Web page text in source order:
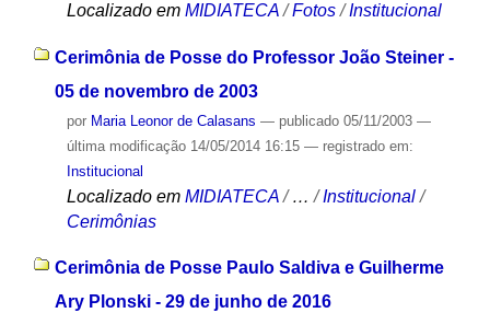
Localizado em MIDIATECA /Fotos /Institucional
Cerimônia de Posse do Professor João Steiner -
05 de novembro de 2003
por Maria Leonor de Calasans — publicado05/11/2003 —
última modificação14/05/2014 16:15 — registrado em:
Institucional
Localizado em MIDIATECA /…/Institucional /
Cerimônias
Cerimônia de Posse Paulo Saldiva e Guilherme
Ary Plonski - 29 de junho de 2016